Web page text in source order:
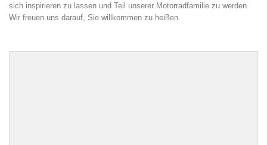
sich inspirieren zu lassen und Teil unserer Motorradfamilie zu werden.
Wir freuen uns darauf, Sie willkommen zu heißen.